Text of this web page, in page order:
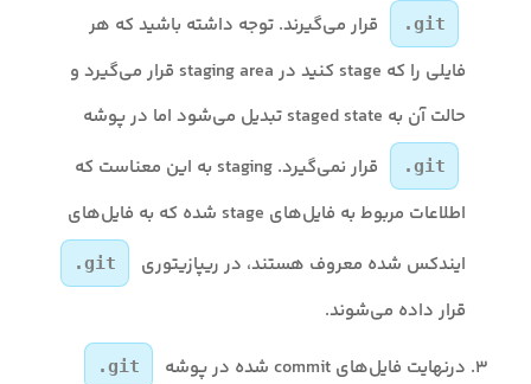
.git
قرار می‌گیرند. توجه داشته باشید که هر
فایلی را که stage کنید در staging area قرار می‌گیرد و
حالت آن به staged state تبدیل می‌شود اما در پوشه
.git
قرار نمی‌گیرد. staging به این معناست که
اطلاعات مربوط به فایل‌های stage شده که به فایل‌های
ایندکس شده معروف هستند، در ریپازیتوری
.git
قرار داده می‌شوند.
درنهایت فایل‌های commit شده در پوشه .git